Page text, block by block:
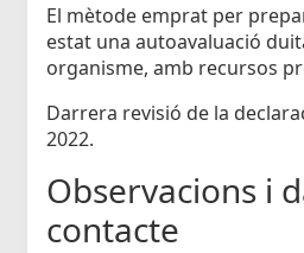
El mètode emprat per
estat una autoavaluació
organisme, amb recursos
Darrera revisió de la
2022.
Observacions i
contacte